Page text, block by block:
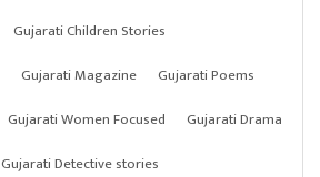
Gujarati Children Stories
Gujarati Magazine
Gujarati Poems
Gujarati Women Focused
Gujarati Drama
Gujarati Detective stories